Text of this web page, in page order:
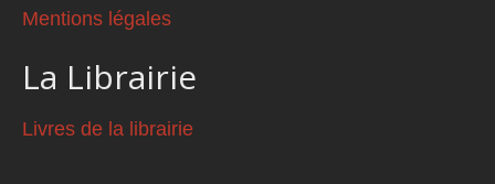
Mentions légales
La Librairie
Livres de la librairie